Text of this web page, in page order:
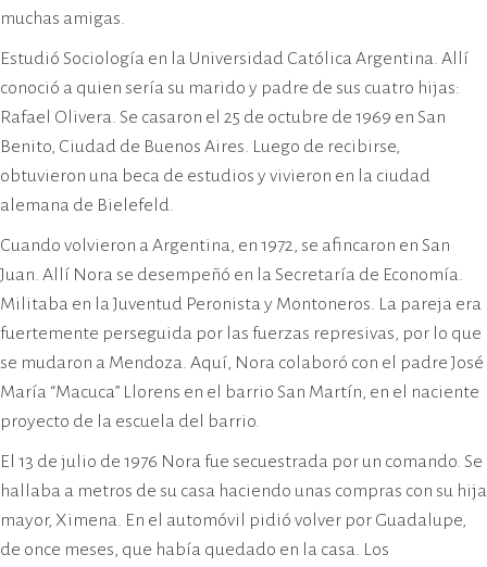
muchas amigas.
Estudió Sociología en la Universidad Católica Argentina. Allí
conoció a quien sería su marido y padre de sus cuatro hijas:
Rafael Olivera. Se casaron el 25 de octubre de 1969 en San
Benito, Ciudad de Buenos Aires. Luego de recibirse,
obtuvieron una beca de estudios y vivieron en la ciudad
alemana de Bielefeld.
Cuando volvieron a Argentina, en 1972, se afincaron en San
Juan. Allí Nora se desempeñó en la Secretaría de Economía.
Militaba en la Juventud Peronista y Montoneros. La pareja era
fuertemente perseguida por las fuerzas represivas, por lo que
se mudaron a Mendoza. Aquí, Nora colaboró con el padre José
María “Macuca” Llorens en el barrio San Martín, en el naciente
proyecto de la escuela del barrio.
El 13 de julio de 1976 Nora fue secuestrada por un comando. Se
hallaba a metros de su casa haciendo unas compras con su hija
mayor, Ximena. En el automóvil pidió volver por Guadalupe,
de once meses, que había quedado en la casa. Los